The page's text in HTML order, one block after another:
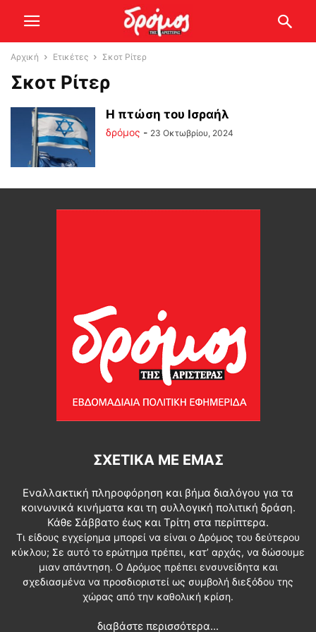
Αρχική Ετικέτες Σκοτ Ρίτερ
Σκοτ Ρίτερ
Η πτώση του Ισραήλ
δρόμος - 23 Οκτωβρίου, 2024
ΣΧΕΤΙΚΆ ΜΕ ΕΜΆΣ
Εναλλακτική πληροφόρηση και βήμα διαλόγου για τα
κοινωνικά κινήματα και τη συλλογική πολιτική δράση.
Κάθε Σάββατο έως και Τρίτη στα περίπτερα.
Τι είδους εγχείρημα μπορεί να είναι ο Δρόμος του δεύτερου
κύκλου; Σε αυτό το ερώτημα πρέπει, κατ’ αρχάς, να δώσουμε
μιαν απάντηση. Ο Δρόμος πρέπει ενσυνείδητα και
σχεδιασμένα να προσδιοριστεί ως συμβολή διεξόδου της
χώρας από την καθολική κρίση.
διαβάστε περισσότερα...